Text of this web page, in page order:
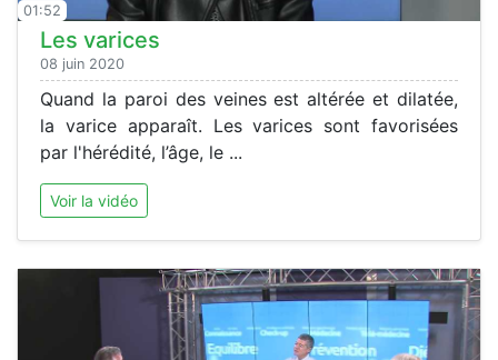
01:52
Les varices
08 juin 2020
Quand la paroi des veines est altérée et dilatée,
la varice apparaît. Les varices sont favorisées
par l'hérédité, l’âge, le ...
Voir la vidéo